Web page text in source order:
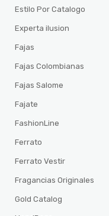
Estilo Por Catalogo
Experta ilusion
Fajas
Fajas Colombianas
Fajas Salome
Fajate
FashionLine
Ferrato
Ferrato Vestir
Fragancias Originales
Gold Catalog